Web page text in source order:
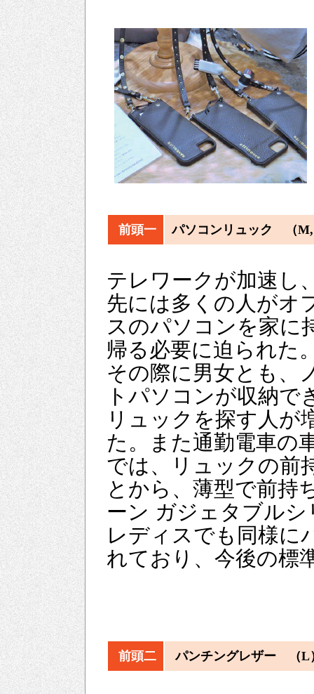
前頭一 パソコンリュック （
テレワークが加速し
先には多くの人がオ
スのパソコンを家に
帰る必要に迫られた
その際に男女とも、
トパソコンが収納で
リュックを探す人が
た。また通勤電車の
では、リュックの前
とから、薄型で前持
ーン ガジェタブル
レディスでも同様に
れており、今後の標
前頭二 パンチングレザー （L